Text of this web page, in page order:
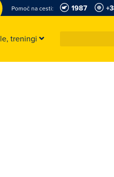
Pomoč na cesti: 1987
treningi